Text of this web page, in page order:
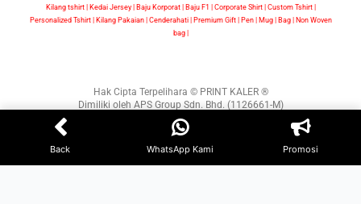
Kilang tshirt | Kedai Jersey | Baju Korporat | Baju F1 | Corporate Shirt | Custom Tshirt |
Personalized Tshirt | Kilang Pakaian | Cenderahati | Premium Gift | Pen | Mug | Bag | Non Woven
bag |
Hak Cipta Terpelihara © PRINT KALER ®
Dimiliki oleh APS Group Sdn. Bhd. (1126661-M)
WEB DESIGN BY
Back WhatsApp Kami Promosi